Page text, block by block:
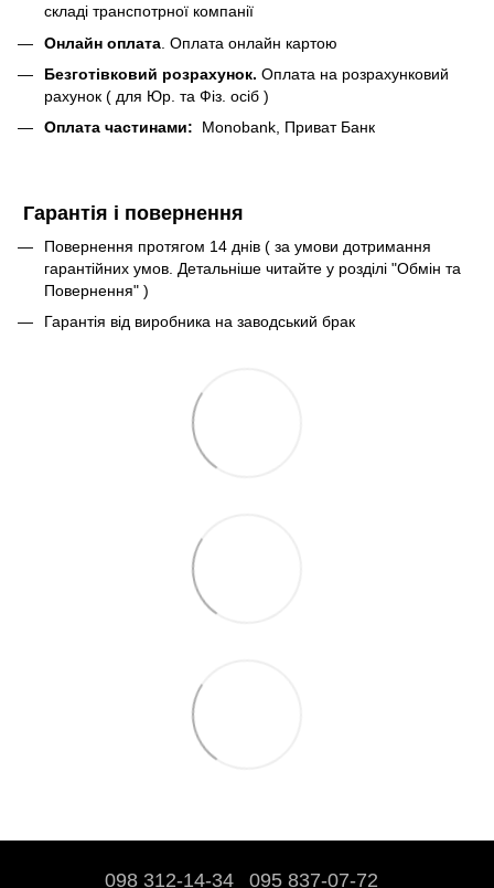
складі транспотрної компанії
Онлайн оплата . Оплата онлайн картою
Безготівковий розрахунок. Оплата на розрахунковий
рахунок ( для Юр. та Фіз. осіб )
Оплата частинами: Monobank, Приват Банк
Гарантія і повернення
Повернення протягом 14 днів ( за умови дотримання
гарантійних умов. Детальніше читайте у розділі "Обмін та
Повернення" )
Гарантія від виробника на заводський брак
098 312-14-34 095 837-07-72